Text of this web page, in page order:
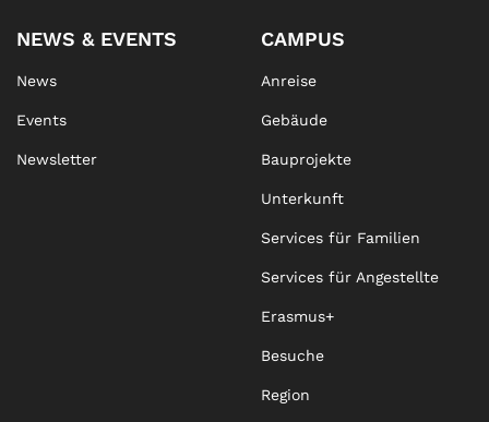
NEWS & EVENTS
News
Events
Newsletter
CAMPUS
Anreise
Gebäude
Bauprojekte
Unterkunft
Services für Familien
Services für Angestellte
Erasmus+
Besuche
Region